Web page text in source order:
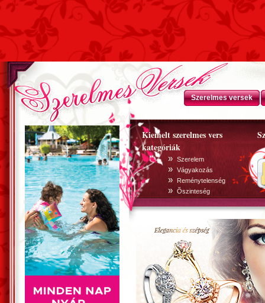
Szerelmes versek
Kiemelt szerelmes vers
kategóriák
» Szerelem
» Vágyakozás
» Reménytelenség
» Õszinteség